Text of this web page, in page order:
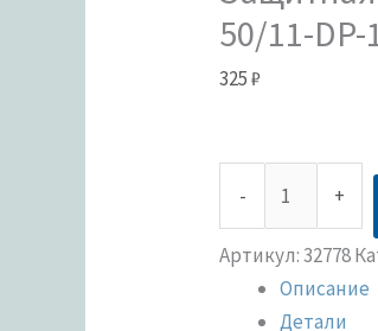
50/11-DP-
325₽
- +
Артикул:32778
Описание
Детали